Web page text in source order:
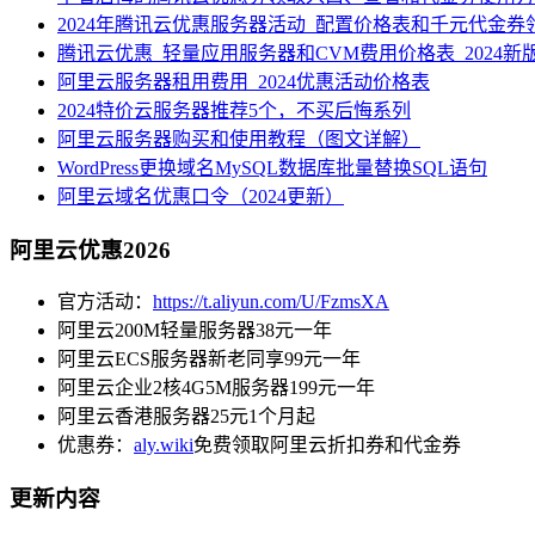
2024年腾讯云优惠服务器活动_配置价格表和千元代金券
腾讯云优惠_轻量应用服务器和CVM费用价格表_2024新
阿里云服务器租用费用_2024优惠活动价格表
2024特价云服务器推荐5个，不买后悔系列
阿里云服务器购买和使用教程（图文详解）
WordPress更换域名MySQL数据库批量替换SQL语句
阿里云域名优惠口令（2024更新）
阿里云优惠2026
官方活动： https://t.aliyun.com/U/FzmsXA
阿里云200M轻量服务器38元一年
阿里云ECS服务器新老同享99元一年
阿里云企业2核4G5M服务器199元一年
阿里云香港服务器25元1个月起
优惠券： aly.wiki免费领取阿里云折扣券和代金券
更新内容